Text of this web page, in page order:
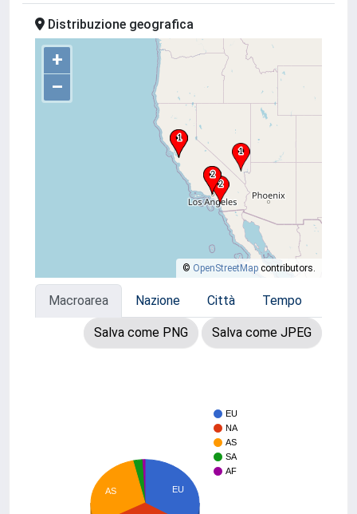
Distribuzione geografica
+
–
© OpenStreetMap contributors.
Macroarea Nazione Città Tempo
Salva come PNG Salva come JPEG
EU
NA
AS
SA
AF
EU
AS